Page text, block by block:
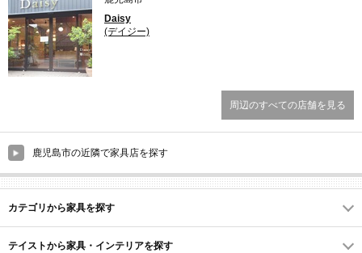
Daisy
(デイジー)
周辺のすべての店舗を見る
鹿児島市の近隣で家具店を探す
カテゴリから家具を探す
テイストから家具・インテリアを探す